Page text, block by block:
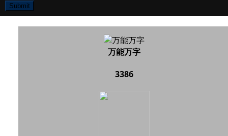
Submit
万能万字
3386